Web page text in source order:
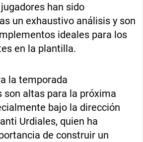
han sido
un exhaustivo análisis y son
ideales para los
en la plantilla.
la temporada
son altas para la próxima
bajo la dirección
Urdiales, quien ha
de construir un